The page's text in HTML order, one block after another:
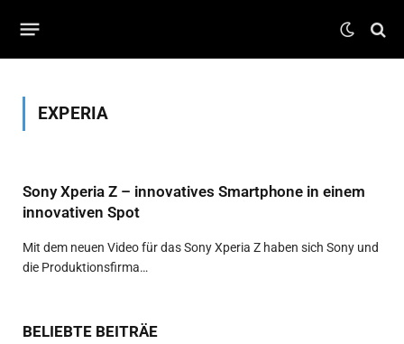
EXPERIA
Sony Xperia Z – innovatives Smartphone in einem
innovativen Spot
Mit dem neuen Video für das Sony Xperia Z haben sich Sony und
die Produktionsfirma…
BELIEBTE BEITRÄE